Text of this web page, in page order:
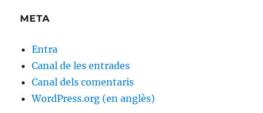
META
Entra
Canal de les entrades
Canal dels comentaris
WordPress.org (en anglès)